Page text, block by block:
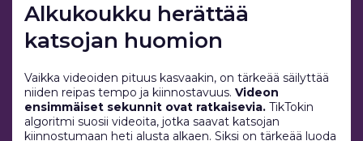
Alkukoukku herättää
katsojan huomion
Vaikka videoiden pituus kasvaakin, on tärkeää säilyttää
niiden reipas tempo ja kiinnostavuus. Videon
ensimmäiset sekunnit ovat ratkaisevia. TikTokin
algoritmi suosii videoita, jotka saavat katsojan
kiinnostumaan heti alusta alkaen. Siksi on tärkeää luoda